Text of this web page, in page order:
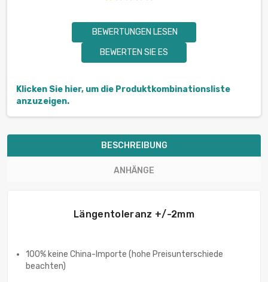
BEWERTUNGEN LESEN
BEWERTEN SIE ES
Klicken Sie hier, um die Produktkombinationsliste
anzuzeigen.
BESCHREIBUNG
ANHÄNGE
Längentoleranz +/-2mm
100% keine China-Importe (hohe Preisunterschiede
beachten)